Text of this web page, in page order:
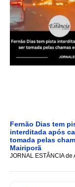
Fernão Dias tem
interditada após
tomada pelas
Mairiporã
JORNAL ESTÂNCIA de